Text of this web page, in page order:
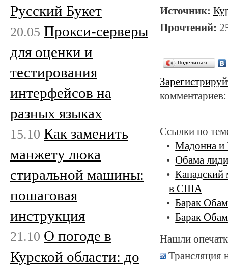
Источник:
Прочтений:
Поделиться…
Ссылки по
Мадонна и
Обама
Канадский
в США
Барак
Барак
Нашли
Трансляция
Русский Букет
20.05 Прокси-серверы
для оценки и
тестирования
интерфейсов на
разных языках
15.10 Как заменить
манжету люка
стиральной машины:
пошаговая
инструкция
21.10 О погоде в
Курской области: до